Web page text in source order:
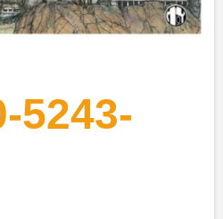
5243-